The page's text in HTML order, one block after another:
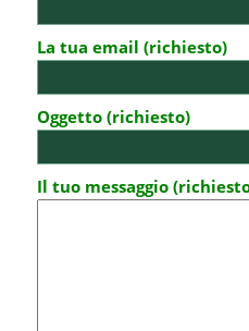
La tua email (richiesto)
Oggetto (richiesto)
Il tuo messaggio